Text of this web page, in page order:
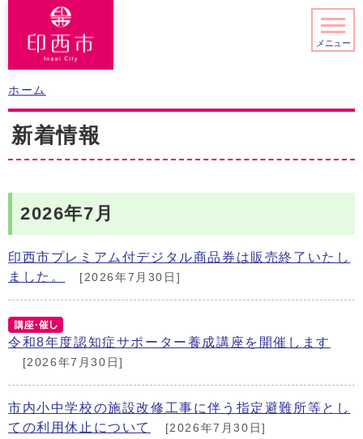
メニュー
ホーム
新着情報
2026年7月
印西市プレミアム付デジタル商品券は販売終了いたし
ました。
[2026年7月30日]
令和8年度認知症サポーター養成講座を開催します
[2026年7月30日]
市内小中学校の施設改修工事に伴う指定避難所等とし
ての利用休止について
[2026年7月30日]